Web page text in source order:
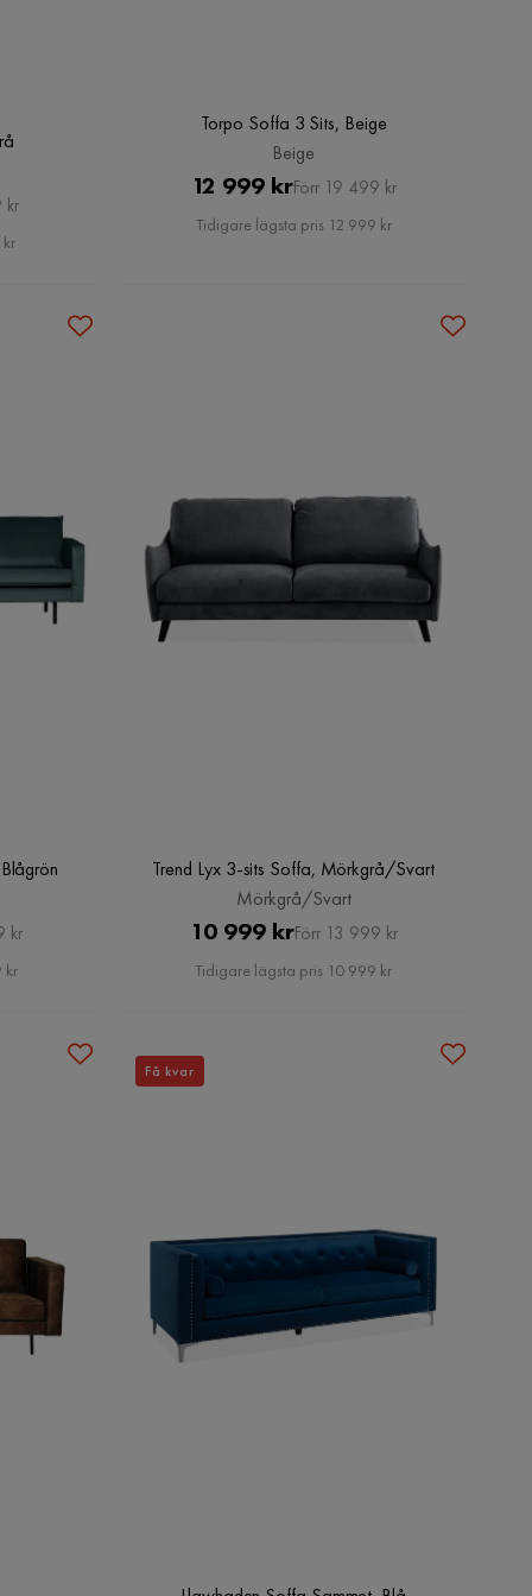
kr
Torpo Soffa 3 Sits, Beige
Beige
Pris
12 999 krOriginal
Pris
Förr 19 499 kr
Tidigare lägsta pris 12 999 kr
kr
kr
Trend Lyx 3-sits Soffa, Mörkgrå/Svart
Mörkgrå/Svart
Pris
10 999 krOriginal
Pris
Förr 13 999 kr
Tidigare lägsta pris 10 999 kr
Få kvar